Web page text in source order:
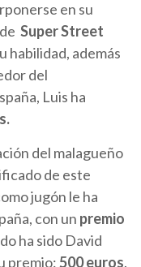
en su
Super Street
habilidad, además
del
Luis ha
del malagueño
de este
jugón le ha
con un premio
ha sido David
premio:500 euros.